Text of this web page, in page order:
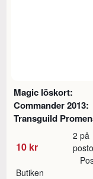
Magic löskort:
Commander 2013:
Transguild
10 kr
2 på
Butiken